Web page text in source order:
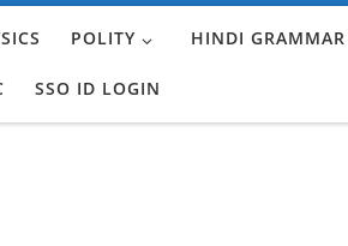
POLITY HINDI GRAMMAR
SSO ID LOGIN